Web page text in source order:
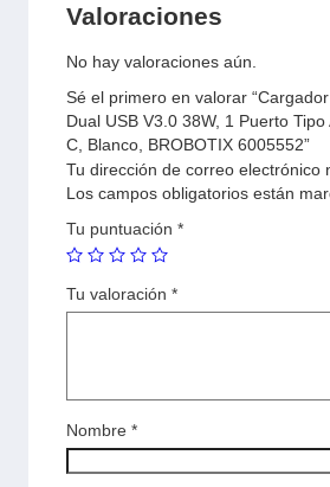
Valoraciones
No hay valoraciones aún.
Sé el primero en valorar
Dual USB V3.0 38W, 1 Puerto
C, Blanco, BROBOTIX 6005552”
Tu dirección de correo electrónico
Los campos obligatorios están
Tu puntuación *
Tu valoración *
Nombre *